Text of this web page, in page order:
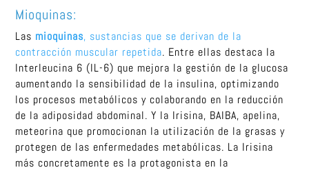
Mioquinas:
Las mioquinas, sustancias que se derivan de la
contracción muscular repetida. Entre ellas destaca la
Interleucina 6 (IL-6) que mejora la gestión de la glucosa
aumentando la sensibilidad de la insulina, optimizando
los procesos metabólicos y colaborando en la reducción
de la adiposidad abdominal. Y la Irisina, BAIBA, apelina,
meteorina que promocionan la utilización de la grasas y
protegen de las enfermedades metabólicas. La Irisina
más concretamente es la protagonista en la